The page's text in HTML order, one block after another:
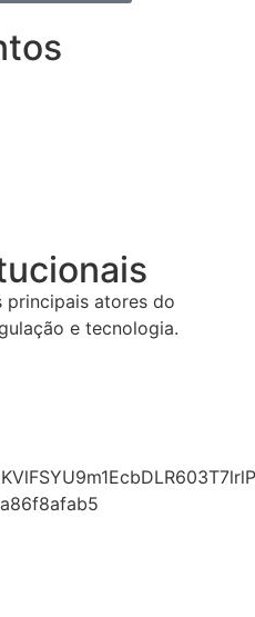
principais atores do
e tecnologia.